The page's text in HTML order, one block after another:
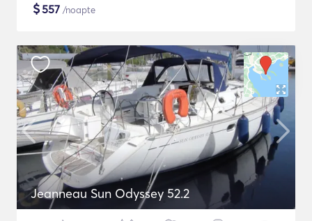
$557 /noapte
Jeanneau Sun Odyssey 52.2